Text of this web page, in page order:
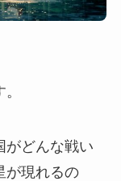
がどんな戦い
が現れるの